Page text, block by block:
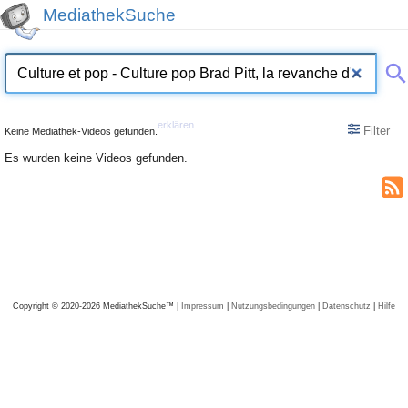
MediathekSuche
Keine Mediathek-Videos gefunden.
erklären
Filter
Es wurden keine Videos gefunden.
Copyright © 2020-2026 MediathekSuche™ | Impressum | Nutzungsbedingungen | Datenschutz | Hilfe